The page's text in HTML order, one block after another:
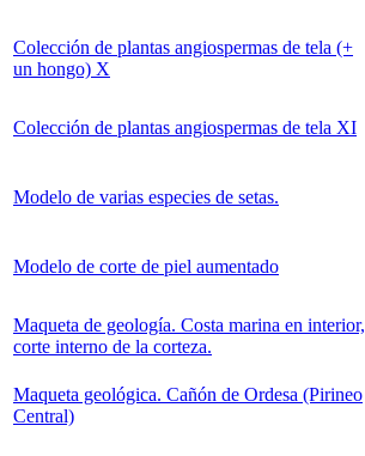
Colección de plantas angiospermas de tela (+
un hongo) X
Colección de plantas angiospermas de tela XI
Modelo de varias especies de setas.
Modelo de corte de piel aumentado
Maqueta de geología. Costa marina en interior,
corte interno de la corteza.
Maqueta geológica. Cañón de Ordesa (Pirineo
Central)